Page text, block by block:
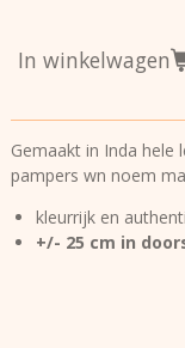
In winkelwagen
Gemaakt in Inda hele
pampers wn noem
kleurrijk en
+/- 25 cm in